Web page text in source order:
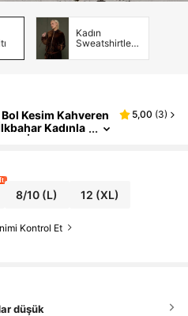
Kadın
Sweatshirtleri
Kesim Kahveren
Kadınla
İçin Eşofm
5,00 (3)
8/10 (L) 12 (XL)
Kontrol Et
düşük